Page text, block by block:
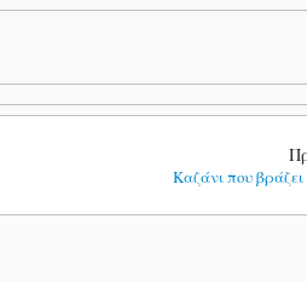
Καζάνι που